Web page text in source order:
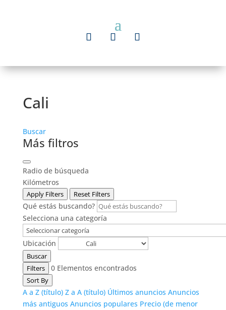
Cali
Buscar
Más filtros
Radio de búsqueda
Kilómetros
Apply Filters Reset Filters
Qué estás buscando?
Selecciona una categoría
Ubicación
Buscar
Filters
0Elementos encontrados
Sort By
A a Z (título) Z a A (título) Últimos anuncios Anuncios
más antiguos Anuncios populares Precio (de menor